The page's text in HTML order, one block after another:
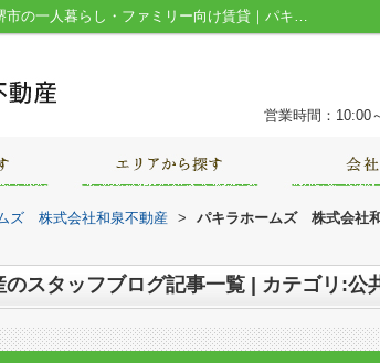
スタッフブログ記事一覧ページ | カテゴリ:公共機関｜堺市の一人暮らし・ファミリー向け賃貸｜パキラホームズ 株式会社和泉不動産
営業時間：10:00
ズ 株式会社和泉不動産 >
パキラホームズ 株式会社
スタッフブログ記事一覧 | カテゴリ:公